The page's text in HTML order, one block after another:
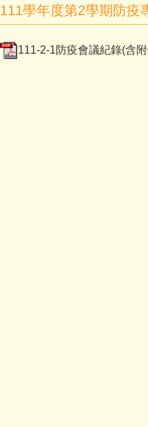
111學年度第2學期防疫
111-2-1防疫會議紀錄(含